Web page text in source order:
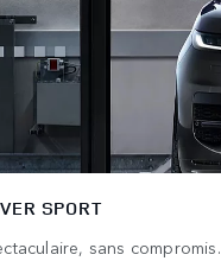
SPORT
sans compromis.